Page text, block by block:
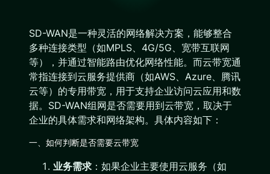
SD-WAN是一种灵活的网络解决方案，能够整合
多种连接类型（如MPLS、4G/5G、宽带互联网
等），并通过智能路由优化网络性能。而云带宽通
常指连接到云服务提供商（如AWS、Azure、腾讯
云等）的专用带宽，用于支持企业访问云应用和数
据。SD-WAN组网是否需要用到云带宽，取决于
企业的具体需求和网络架构。具体内容如下：
一、如何判断是否需要云带宽
业务需求 ：如果企业主要使用云服务（如